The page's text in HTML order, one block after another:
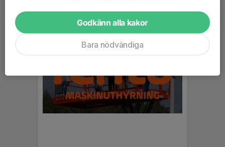
Godkänn alla kakor
Bara nödvändiga